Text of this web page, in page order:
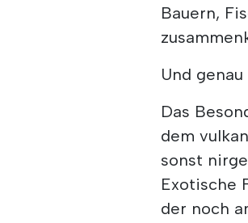
Bauern,
Und
Das
dem
sonst
Exotische
der noch